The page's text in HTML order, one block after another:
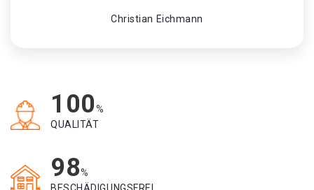
Christian Eichmann
100%
QUALITÄT
98%